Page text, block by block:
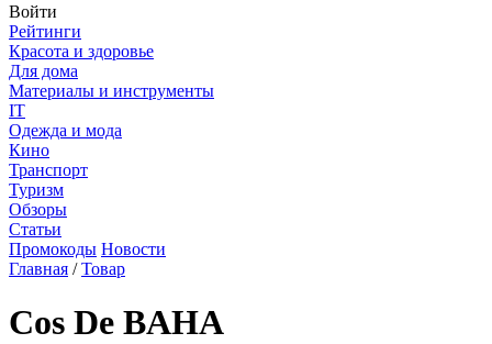
Войти
Рейтинги
Красота и здоровье
Для дома
Материалы и инструменты
IT
Одежда и мода
Кино
Транспорт
Туризм
Обзоры
Статьи
Промокоды Новости
Главная /Товар
Cos De BAHA